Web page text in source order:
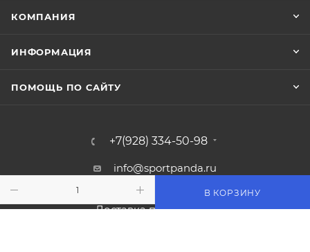
В КОРЗИНУ
КОМПАНИЯ
ИНФОРМАЦИЯ
ПОМОЩЬ ПО САЙТУ
+7(928) 334-50-98
info@sportpanda.ru
Краснодар, ул. Бородинская 156/13
Доставка по всей России.